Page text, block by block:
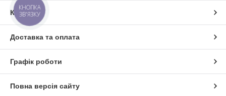
Контакти
Доставка та оплата
Графік роботи
Повна версія сайту
КНОПКА
ЗВ'ЯЗКУ